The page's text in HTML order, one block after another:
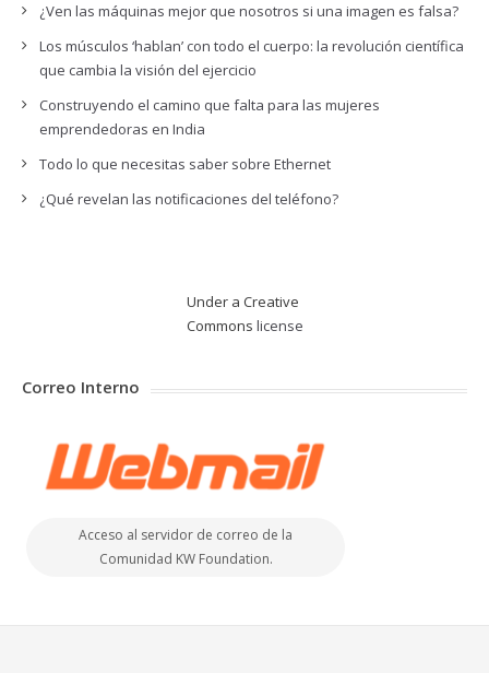
¿Ven las máquinas mejor que nosotros si una imagen es falsa?
Los músculos ‘hablan’ con todo el cuerpo: la revolución científica
que cambia la visión del ejercicio
Construyendo el camino que falta para las mujeres
emprendedoras en India
Todo lo que necesitas saber sobre Ethernet
¿Qué revelan las notificaciones del teléfono?
Under a Creative
Commons license
Correo Interno
Acceso al servidor de correo de la
Comunidad KW Foundation.